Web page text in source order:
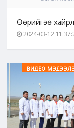
Өөрийгөө
2024-03-12
ВИДЕО